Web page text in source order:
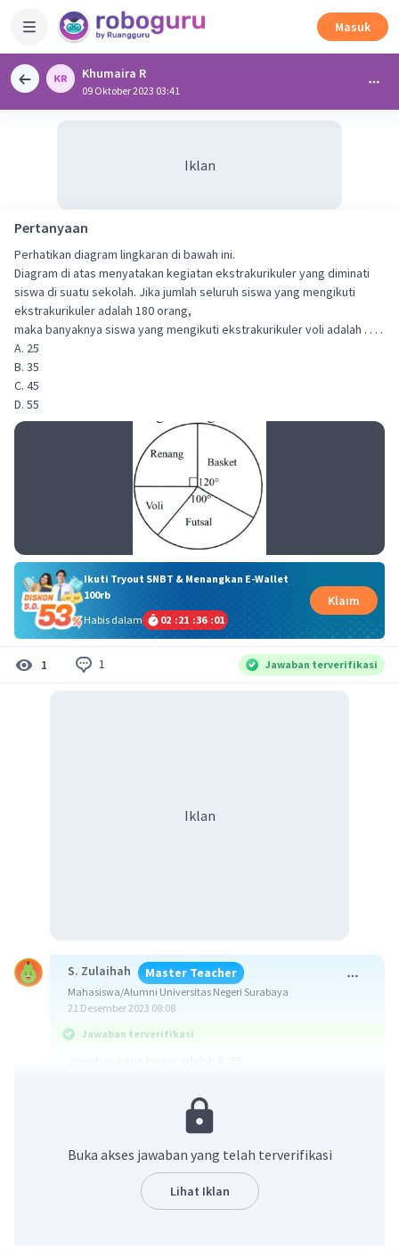
Masuk
Khumaira R
09 Oktober 2023 03:41
Iklan
Pertanyaan
Perhatikan diagram lingkaran di bawah ini.
Diagram di atas menyatakan kegiatan ekstrakurikuler yang diminati
siswa di suatu sekolah. Jika jumlah seluruh siswa yang mengikuti
ekstrakurikuler adalah 180 orang,
maka banyaknya siswa yang mengikuti ekstrakurikuler voli adalah . . . .
A. 25
B. 35
C. 45
D. 55
Ikuti Tryout SNBT & Menangkan E-Wallet
100rb
Habis dalam
02 :21 :36 :01
Klaim
1 1 Jawaban terverifikasi
Iklan
S. Zulaihah Master Teacher
Mahasiswa/Alumni Universitas Negeri Surabaya
21 Desember 2023 08:08
Jawaban terverifikasi
Jumlah sudut pada lingkaran adalah 360⁰.
Sudut siku-siku-siku besarnya adalah 90⁰.
Besar sudut untuk olahraga voli adalah
360⁰ - 120⁰ - 100⁰ - 90⁰ = 50⁰
Banyaknya siswa yang mengikuti olahraga voli:
Buka akses jawaban yang telah terverifikasi
Lihat Iklan